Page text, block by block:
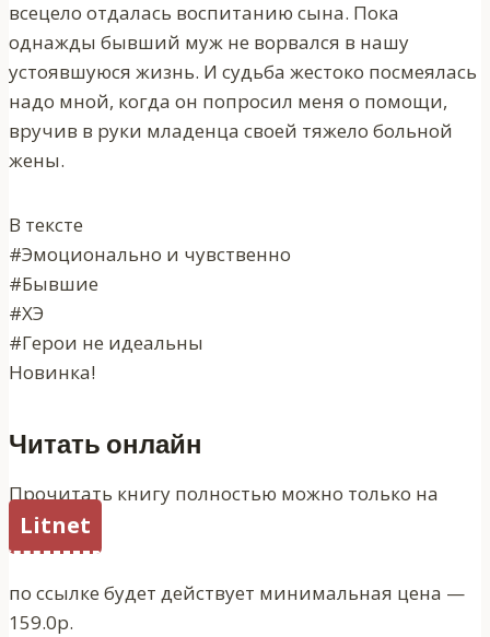
всецело отдалась воспитанию сына. Пока
однажды бывший муж не ворвался в нашу
устоявшуюся жизнь. И судьба жестоко посмеялась
надо мной, когда он попросил меня о помощи,
вручив в руки младенца своей тяжело больной
жены.
В тексте
#Эмоционально и чувственно
#Бывшие
#ХЭ
#Герои не идеальны
Новинка!
Читать онлайн
Прочитать книгу полностью можно только на
Litnet
по ссылке будет действует минимальная цена —
159.0р.